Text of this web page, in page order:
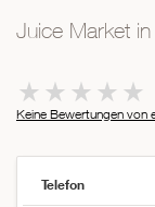
Mexikanisch
Juice Market
Keine Bewertungen von
Telefon